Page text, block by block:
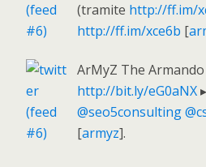
(tramite http://ff.im/
http://ff.im/xce6b [
ArMyZ The
http://bit.ly/eG0aNX
@seo5consulting
[armyz].